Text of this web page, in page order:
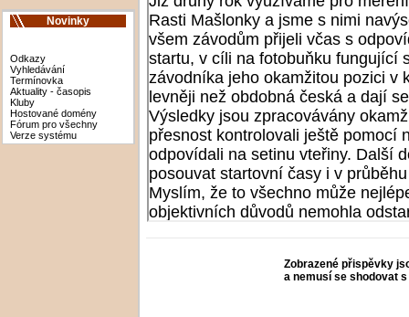
Novinky
Odkazy
Vyhledávání
Termínovka
Aktuality - časopis
Kluby
Hostované domény
Fórum pro všechny
Verze systému
Zobrazené přispěvky
a nemusí se shodovat